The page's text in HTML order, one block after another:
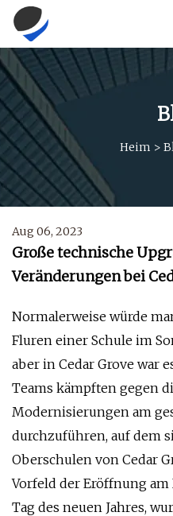
Heim >
Aug 06, 2023
Große technische
Veränderungen bei
Normalerweise würde
Fluren einer Schule im
aber in Cedar Grove war
Teams kämpften gegen
Modernisierungen am
durchzuführen, auf dem
Oberschulen von Cedar
Vorfeld der Eröffnung
Tag des neuen Jahres,